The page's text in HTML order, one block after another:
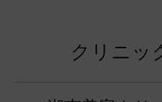
クリニッ